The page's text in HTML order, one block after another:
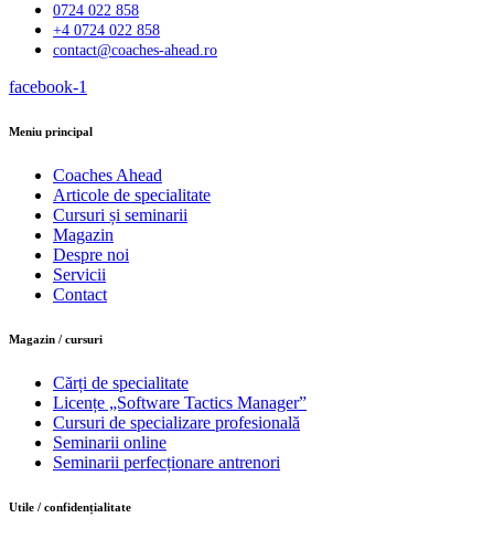
0724 022 858
+4 0724 022 858
contact@coaches-ahead.ro
facebook-1
Meniu principal
Coaches Ahead
Articole de specialitate
Cursuri și seminarii
Magazin
Despre noi
Servicii
Contact
Magazin / cursuri
Cărți de specialitate
Licențe „Software Tactics Manager”
Cursuri de specializare profesională
Seminarii online
Seminarii perfecționare antrenori
Utile / confidențialitate